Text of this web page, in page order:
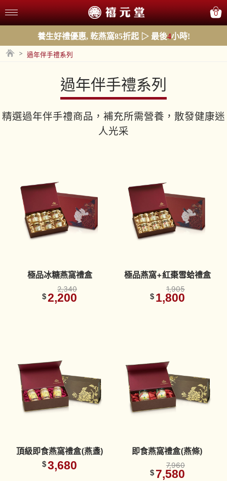
0
養生好禮優惠, 乾燕窩85折起 ▷ 最後4小時!
> 過年伴手禮系列
過年伴手禮系列
精選過年伴手禮商品，補充所需營養，散發健康迷
人光采
極品冰糖燕窩禮盒
2,340
$2,200
極品燕窩+紅棗雪蛤禮盒
1,905
$ 1,800
頂級即食燕窩禮盒(燕盞)
$3,680
即食燕窩禮盒(燕條)
7,960
$ 7,580